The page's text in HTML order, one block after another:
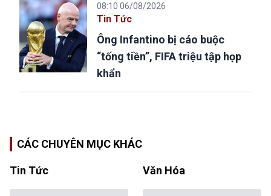
08:10 06/08/2026
Tin Tức
Ông Infantino bị cáo buộc
“tống tiền”, FIFA triệu tập họp
khẩn
CÁC CHUYÊN MỤC KHÁC
Tin Tức Văn Hóa